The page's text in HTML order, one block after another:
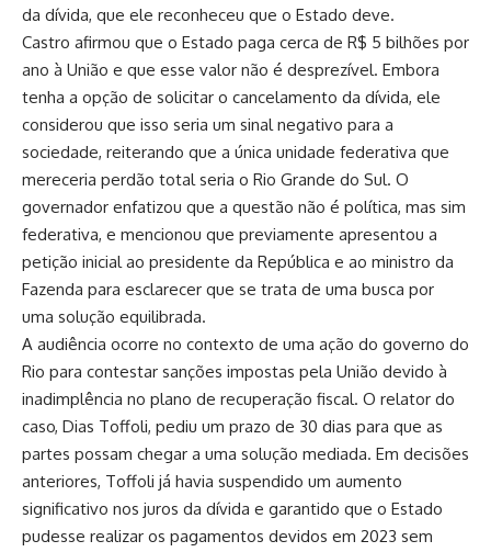
da dívida, que ele reconheceu que o Estado deve.
Castro afirmou que o Estado paga cerca de R$ 5 bilhões por
ano à União e que esse valor não é desprezível. Embora
tenha a opção de solicitar o cancelamento da dívida, ele
considerou que isso seria um sinal negativo para a
sociedade, reiterando que a única unidade federativa que
mereceria perdão total seria o Rio Grande do Sul. O
governador enfatizou que a questão não é política, mas sim
federativa, e mencionou que previamente apresentou a
petição inicial ao presidente da República e ao ministro da
Fazenda para esclarecer que se trata de uma busca por
uma solução equilibrada.
A audiência ocorre no contexto de uma ação do governo do
Rio para contestar sanções impostas pela União devido à
inadimplência no plano de recuperação fiscal. O relator do
caso, Dias Toffoli, pediu um prazo de 30 dias para que as
partes possam chegar a uma solução mediada. Em decisões
anteriores, Toffoli já havia suspendido um aumento
significativo nos juros da dívida e garantido que o Estado
pudesse realizar os pagamentos devidos em 2023 sem